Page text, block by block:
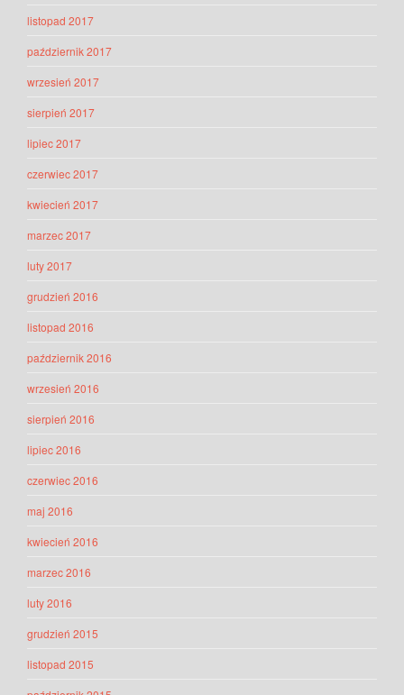
listopad 2017
październik 2017
wrzesień 2017
sierpień 2017
lipiec 2017
czerwiec 2017
kwiecień 2017
marzec 2017
luty 2017
grudzień 2016
listopad 2016
październik 2016
wrzesień 2016
sierpień 2016
lipiec 2016
czerwiec 2016
maj 2016
kwiecień 2016
marzec 2016
luty 2016
grudzień 2015
listopad 2015